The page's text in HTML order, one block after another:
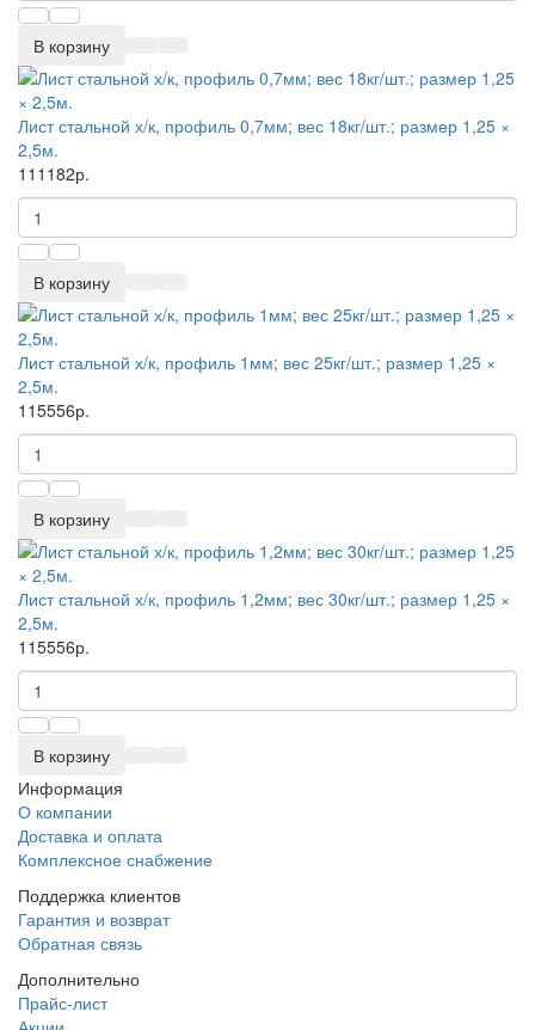
В корзину
Лист стальной х/к, профиль 0,7мм; вес 18кг/шт.; размер 1,25 ×
2,5м.
111182р.
В корзину
Лист стальной х/к, профиль 1мм; вес 25кг/шт.; размер 1,25 ×
2,5м.
115556р.
В корзину
Лист стальной х/к, профиль 1,2мм; вес 30кг/шт.; размер 1,25 ×
2,5м.
115556р.
В корзину
Информация
О компании
Доставка и оплата
Комплексное снабжение
Поддержка клиентов
Гарантия и возврат
Обратная связь
Дополнительно
Прайс-лист